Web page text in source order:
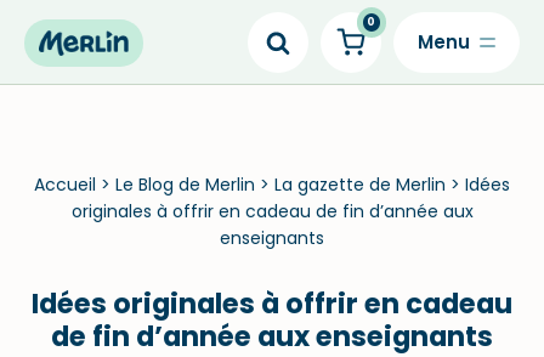
Skip
0
Accueil > Le Blog de Merlin > La gazette de Merlin > Idées
originales à offrir en cadeau de fin d’année aux
enseignants
Idées originales à offrir en cadeau
de fin d’année aux enseignants